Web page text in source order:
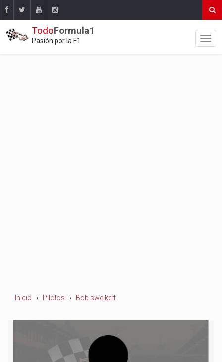
TodoFormula1
Pasión por la F1
Inicio Pilotos Bob sweikert